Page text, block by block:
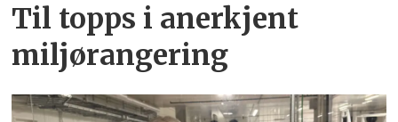
Til topps i anerkjent
miljørangering